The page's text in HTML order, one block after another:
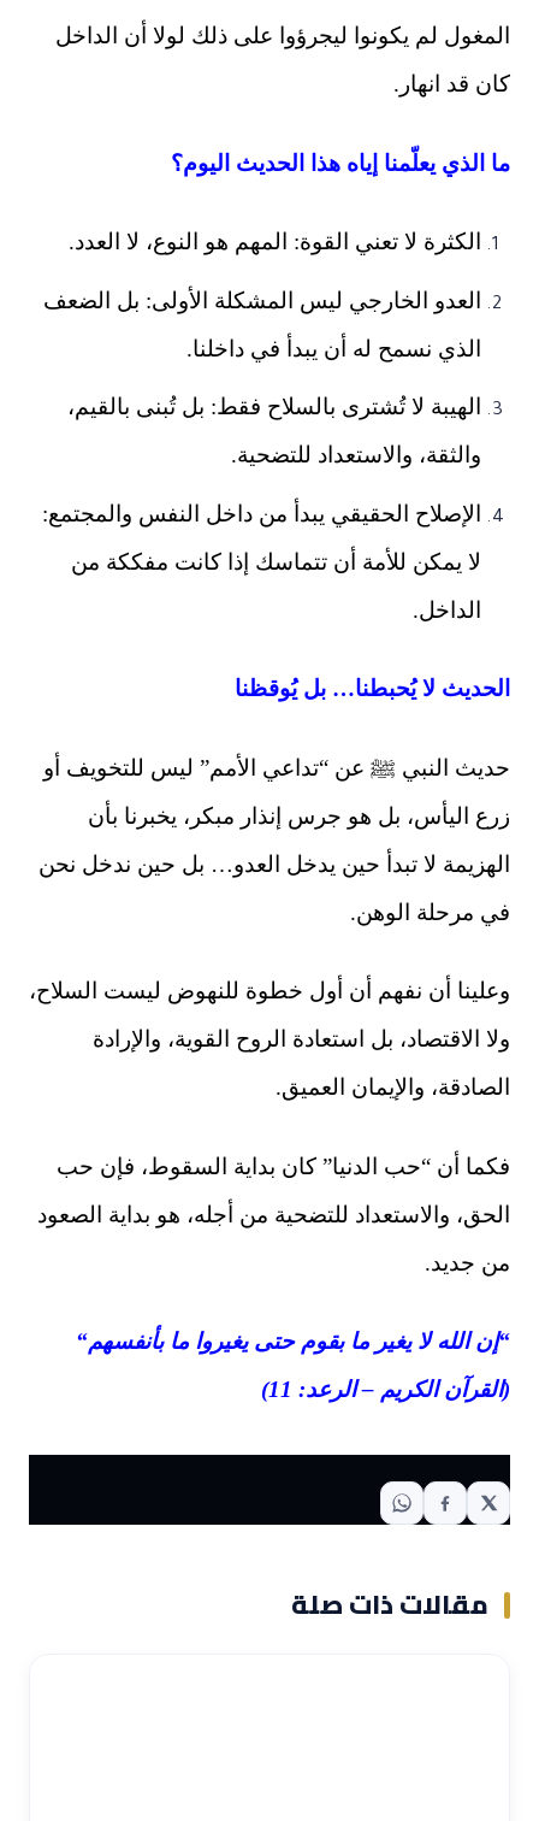
المغول لم يكونوا ليجرؤوا على ذلك لولا أن الداخل
كان قد انهار.
ما الذي يعلّمنا إياه هذا الحديث اليوم؟
الكثرة لا تعني القوة: المهم هو النوع، لا العدد.
العدو الخارجي ليس المشكلة الأولى: بل الضعف
الذي نسمح له أن يبدأ في داخلنا.
الهيبة لا تُشترى بالسلاح فقط: بل تُبنى بالقيم،
والثقة، والاستعداد للتضحية.
الإصلاح الحقيقي يبدأ من داخل النفس والمجتمع:
لا يمكن للأمة أن تتماسك إذا كانت مفككة من
الداخل.
الحديث لا يُحبطنا… بل يُوقظنا
حديث النبي ﷺ عن “تداعي الأمم” ليس للتخويف أو
زرع اليأس، بل هو جرس إنذار مبكر، يخبرنا بأن
الهزيمة لا تبدأ حين يدخل العدو… بل حين ندخل نحن
في مرحلة الوهن.
وعلينا أن نفهم أن أول خطوة للنهوض ليست السلاح،
ولا الاقتصاد، بل استعادة الروح القوية، والإرادة
الصادقة، والإيمان العميق.
فكما أن “حب الدنيا” كان بداية السقوط، فإن حب
الحق، والاستعداد للتضحية من أجله، هو بداية الصعود
من جديد.
“إن الله لا يغير ما بقوم حتى يغيروا ما بأنفسهم“
(القرآن الكريم – الرعد: 11)
مقالات ذات صلة